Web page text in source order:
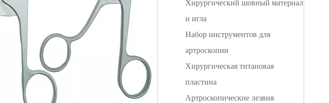
Хирургический шовный материал
и игла
Набор инструментов для
артроскопии
Хирургическая титановая
пластина
Артроскопические лезвия